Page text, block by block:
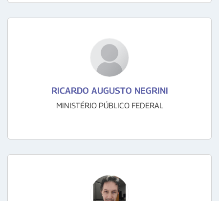
RICARDO AUGUSTO NEGRINI
MINISTÉRIO PÚBLICO FEDERAL